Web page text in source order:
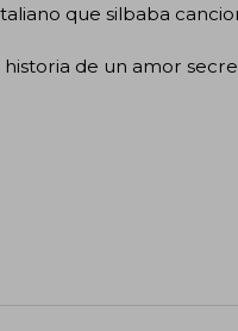
que silbaba
historia de un amor